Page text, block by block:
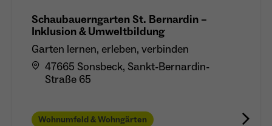
Schaubauerngarten St. Bernardin –
Inklusion & Umweltbildung
Garten lernen, erleben, verbinden
47665 Sonsbeck, Sankt-Bernardin-
Straße 65
Wohnumfeld & Wohngärten